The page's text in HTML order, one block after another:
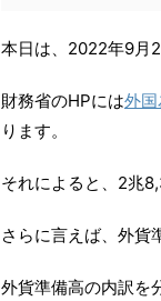
本日は、2022年9月
財務省のHPには外
ります。
それによると、2兆
さらに言えば、外貨
外貨準備高の内訳を